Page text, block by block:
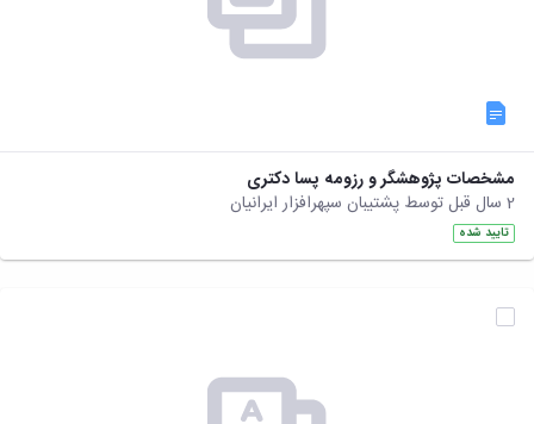
مشخصات پژوهشگر و رزومه پسا دکتری
تایید شده